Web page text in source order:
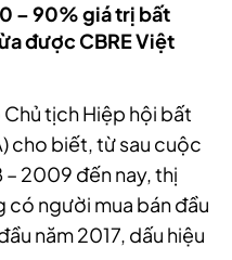
– 90% giá trị bất
được CBRE Việt
tịch Hiệp hội bất
cho biết, từ sau cuộc
2009 đến nay, thị
người mua bán đầu
năm 2017, dấu hiệu